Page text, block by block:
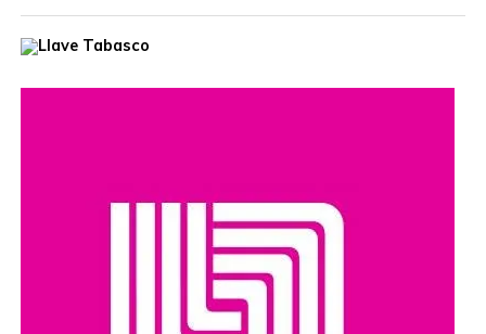
Unidos, que habían ofrecido una recompensa de hasta